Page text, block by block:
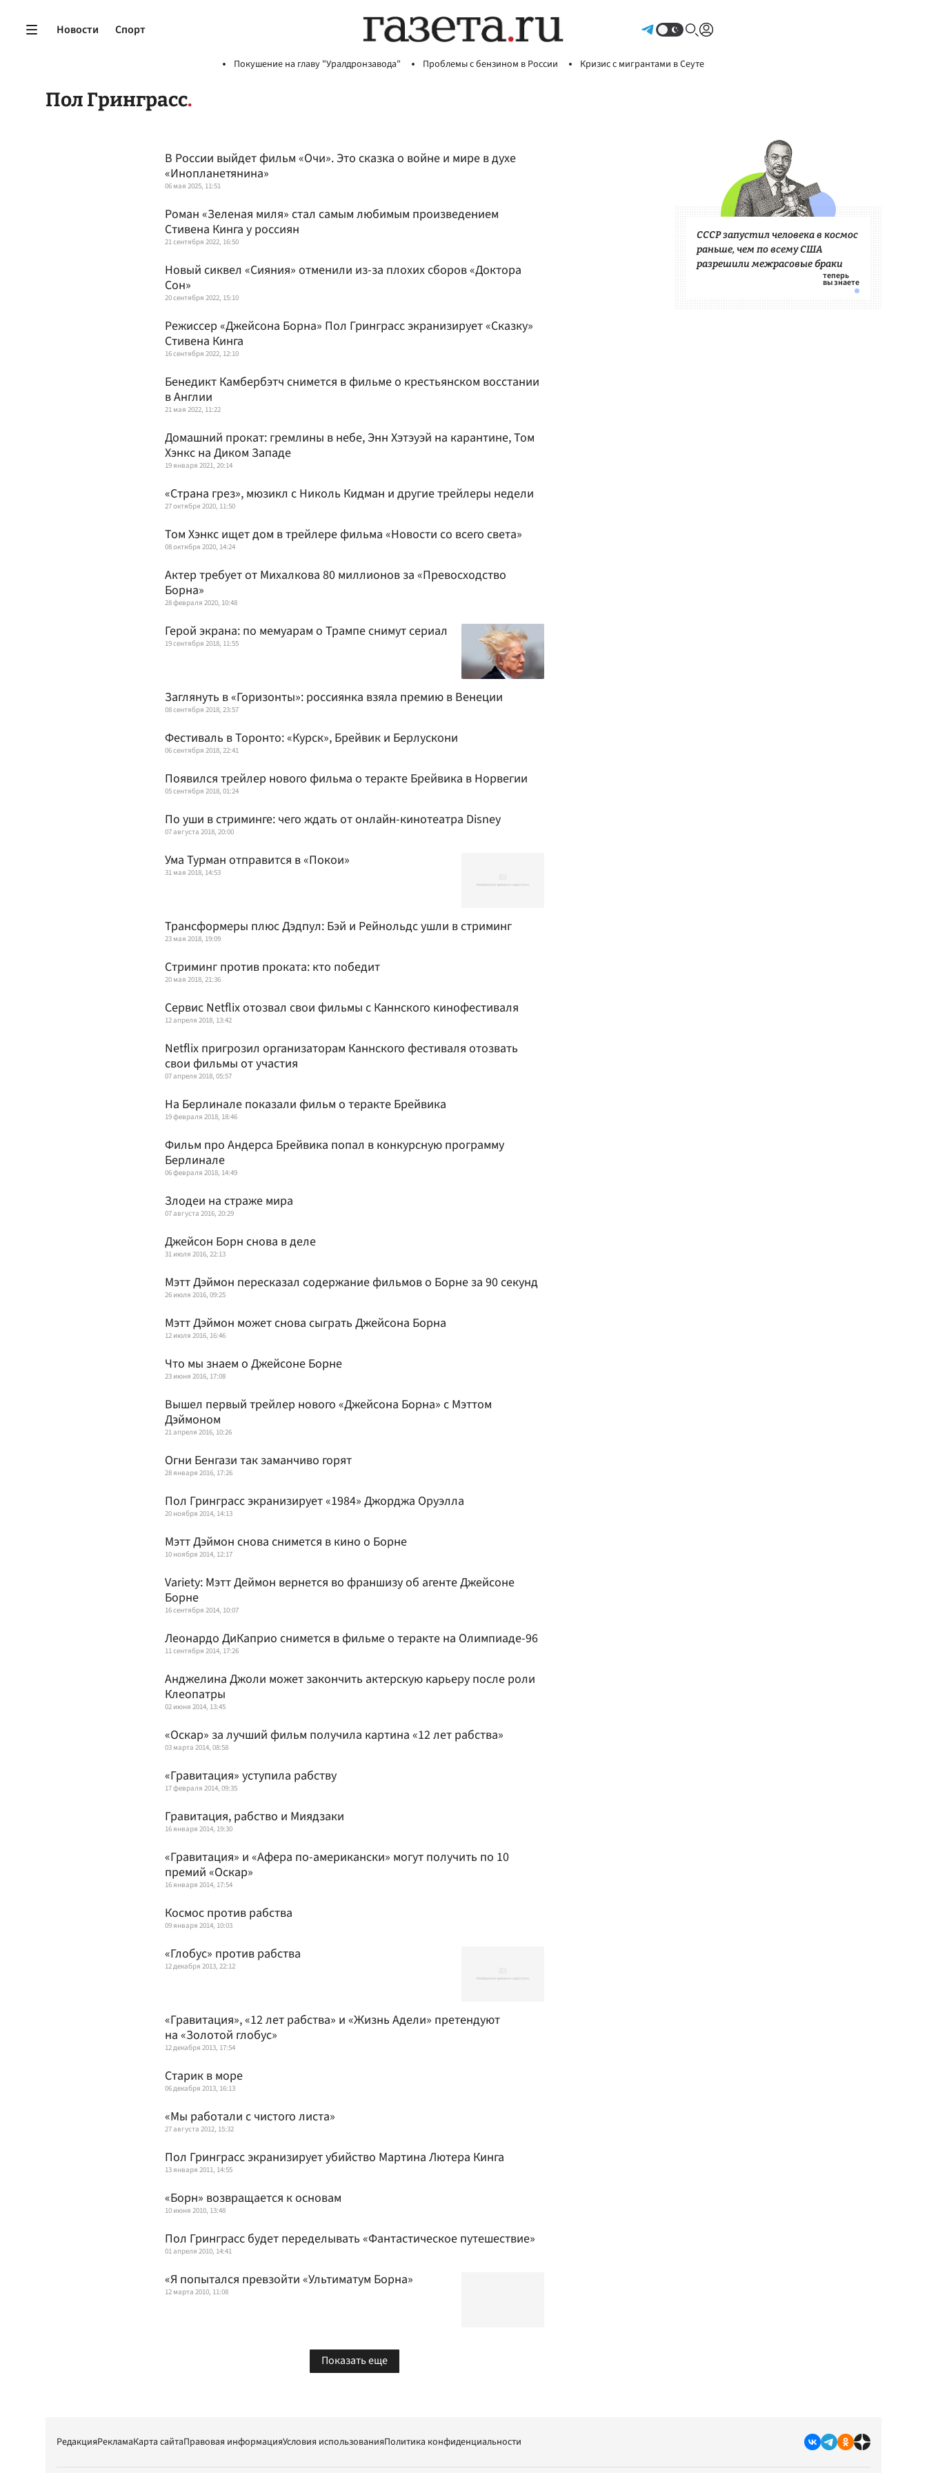
Новости Спорт
Покушение на главу "Уралдронзавода" Проблемы с бензином в России Кризис с мигрантами в Сеуте
Пол Гринграсс
В России выйдет фильм «Очи». Это сказка о войне и мире в духе
«Инопланетянина»
06 мая 2025, 11:51
Роман «Зеленая миля» стал самым любимым произведением
Стивена Кинга у россиян
21 сентября 2022, 16:50
Новый сиквел «Сияния» отменили из-за плохих сборов «Доктора
Сон»
20 сентября 2022, 15:10
Режиссер «Джейсона Борна» Пол Гринграсс экранизирует «Сказку»
Стивена Кинга
16 сентября 2022, 12:10
Бенедикт Камбербэтч снимется в фильме о крестьянском восстании
в Англии
21 мая 2022, 11:22
Домашний прокат: гремлины в небе, Энн Хэтэуэй на карантине, Том
Хэнкс на Диком Западе
19 января 2021, 20:14
«Страна грез», мюзикл с Николь Кидман и другие трейлеры недели
27 октября 2020, 11:50
Том Хэнкс ищет дом в трейлере фильма «Новости со всего света»
08 октября 2020, 14:24
Актер требует от Михалкова 80 миллионов за «Превосходство
Борна»
28 февраля 2020, 10:48
Герой экрана: по мемуарам о Трампе снимут сериал
19 сентября 2018, 11:55
Заглянуть в «Горизонты»: россиянка взяла премию в Венеции
08 сентября 2018, 23:57
Фестиваль в Торонто: «Курск», Брейвик и Берлускони
06 сентября 2018, 22:41
Появился трейлер нового фильма о теракте Брейвика в Норвегии
05 сентября 2018, 01:24
По уши в стриминге: чего ждать от онлайн-кинотеатра Disney
07 августа 2018, 20:00
Ума Турман отправится в «Покои»
31 мая 2018, 14:53
Трансформеры плюс Дэдпул: Бэй и Рейнольдс ушли в стриминг
23 мая 2018, 19:09
Стриминг против проката: кто победит
20 мая 2018, 21:36
Сервис Netflix отозвал свои фильмы с Каннского кинофестиваля
12 апреля 2018, 13:42
Netflix пригрозил организаторам Каннского фестиваля отозвать
свои фильмы от участия
07 апреля 2018, 05:57
На Берлинале показали фильм о теракте Брейвика
19 февраля 2018, 18:46
Фильм про Андерса Брейвика попал в конкурсную программу
Берлинале
06 февраля 2018, 14:49
Злодеи на страже мира
07 августа 2016, 20:29
Джейсон Борн снова в деле
31 июля 2016, 22:13
Мэтт Дэймон пересказал содержание фильмов о Борне за 90 секунд
26 июля 2016, 09:25
Мэтт Дэймон может снова сыграть Джейсона Борна
12 июля 2016, 16:46
Что мы знаем о Джейсоне Борне
23 июня 2016, 17:08
Вышел первый трейлер нового «Джейсона Борна» с Мэттом
Дэймоном
21 апреля 2016, 10:26
Огни Бенгази так заманчиво горят
28 января 2016, 17:26
Пол Гринграсс экранизирует «1984» Джорджа Оруэлла
20 ноября 2014, 14:13
Мэтт Дэймон снова снимется в кино о Борне
10 ноября 2014, 12:17
Variety: Мэтт Деймон вернется во франшизу об агенте Джейсоне
Борне
16 сентября 2014, 10:07
Леонардо ДиКаприо снимется в фильме о теракте на Олимпиаде-96
11 сентября 2014, 17:26
Анджелина Джоли может закончить актерскую карьеру после роли
Клеопатры
02 июня 2014, 13:45
«Оскар» за лучший фильм получила картина «12 лет рабства»
03 марта 2014, 08:58
«Гравитация» уступила рабству
17 февраля 2014, 09:35
Гравитация, рабство и Миядзаки
16 января 2014, 19:30
«Гравитация» и «Афера по-американски» могут получить по 10
премий «Оскар»
16 января 2014, 17:54
Космос против рабства
09 января 2014, 10:03
«Глобус» против рабства
12 декабря 2013, 22:12
«Гравитация», «12 лет рабства» и «Жизнь Адели» претендуют
на «Золотой глобус»
12 декабря 2013, 17:54
Старик в море
06 декабря 2013, 16:13
«Мы работали с чистого листа»
27 августа 2012, 15:32
Пол Гринграсс экранизирует убийство Мартина Лютера Кинга
13 января 2011, 14:55
«Борн» возвращается к основам
10 июня 2010, 13:48
Пол Гринграсс будет переделывать «Фантастическое путешествие»
01 апреля 2010, 14:41
«Я попытался превзойти «Ультиматум Борна»
12 марта 2010, 11:08
Показать еще
СССР запустил человека в космос
раньше, чем по всему США
разрешили межрасовые браки
РедакцияРекламаКарта сайтаПравовая информацияУсловия использованияПолитика конфиденциальности